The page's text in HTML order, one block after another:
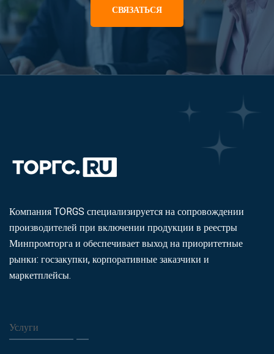
СВЯЗАТЬСЯ
Компания TORGS специализируется на сопровождении
производителей при включении продукции в реестры
Минпромторга и обеспечивает выход на приоритетные
рынки: госзакупки, корпоративные заказчики и
маркетплейсы.
Услуги